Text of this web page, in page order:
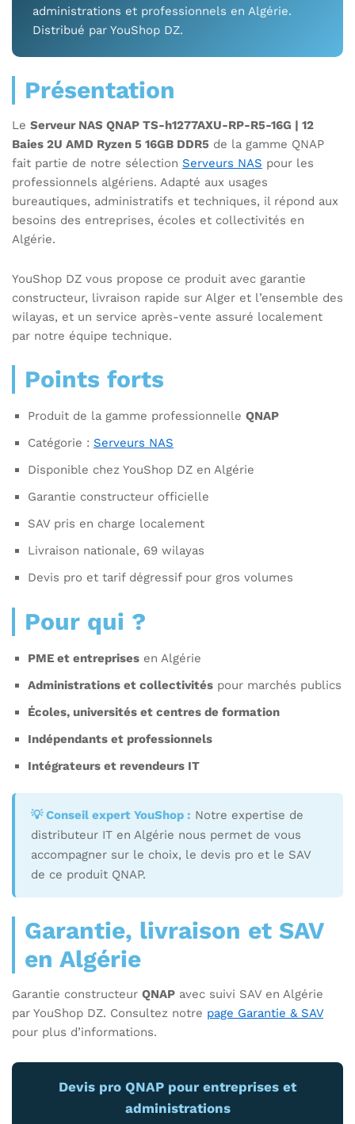
administrations et professionnels en Algérie.
Distribué par YouShop DZ.
Présentation
Le Serveur NAS QNAP TS-h1277AXU-RP-R5-16G | 12
Baies 2U AMD Ryzen 5 16GB DDR5 de la gamme QNAP
fait partie de notre sélection Serveurs NAS pour les
professionnels algériens. Adapté aux usages
bureautiques, administratifs et techniques, il répond aux
besoins des entreprises, écoles et collectivités en
Algérie.
YouShop DZ vous propose ce produit avec garantie
constructeur, livraison rapide sur Alger et l’ensemble des
wilayas, et un service après-vente assuré localement
par notre équipe technique.
Points forts
Produit de la gamme professionnelle QNAP
Catégorie : Serveurs NAS
Disponible chez YouShop DZ en Algérie
Garantie constructeur officielle
SAV pris en charge localement
Livraison nationale, 69 wilayas
Devis pro et tarif dégressif pour gros volumes
Pour qui ?
PME et entreprises en Algérie
Administrations et collectivités pour marchés publics
Écoles, universités et centres de formation
Indépendants et professionnels
Intégrateurs et revendeurs IT
💡 Conseil expert YouShop : Notre expertise de
distributeur IT en Algérie nous permet de vous
accompagner sur le choix, le devis pro et le SAV
de ce produit QNAP.
Garantie, livraison et SAV
en Algérie
Garantie constructeur QNAP avec suivi SAV en Algérie
par YouShop DZ. Consultez notre page Garantie & SAV
pour plus d’informations.
Devis pro QNAP pour entreprises et
administrations